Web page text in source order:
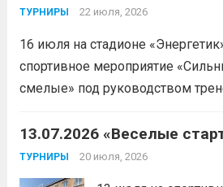
ТУРНИРЫ 22 июля, 2026
16 июля на стадионе
спортивное мероприятие
смелые» под руководством
Сергеевича. Участники
скоростные качества, силовую
координацию.
13.07.2026 «Веселые
ТУРНИРЫ 20 июля, 2026